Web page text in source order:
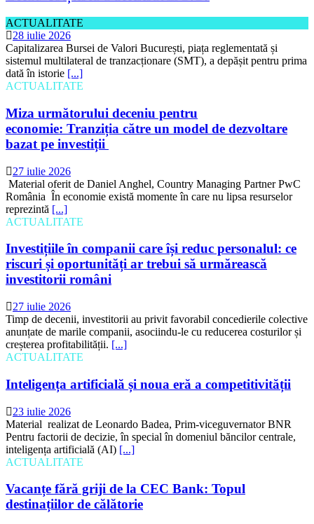
ACTUALITATE
28 iulie 2026
Capitalizarea Bursei de Valori București, piața reglementată și
sistemul multilateral de tranzacționare (SMT), a depășit pentru prima
dată în istorie [...]
ACTUALITATE
Miza următorului deceniu pentru
economie: Tranziția către un model de dezvoltare
bazat pe investiții
27 iulie 2026
Material oferit de Daniel Anghel, Country Managing Partner PwC
România În economie există momente în care nu lipsa resurselor
reprezintă [...]
ACTUALITATE
Investițiile în companii care își reduc personalul: ce
riscuri și oportunități ar trebui să urmărească
investitorii români
27 iulie 2026
Timp de decenii, investitorii au privit favorabil concedierile colective
anunțate de marile companii, asociindu-le cu reducerea costurilor și
creșterea profitabilității. [...]
ACTUALITATE
Inteligența artificială și noua eră a competitivității
23 iulie 2026
Material realizat de Leonardo Badea, Prim-viceguvernator BNR
Pentru factorii de decizie, în special în domeniul băncilor centrale,
inteligența artificială (AI) [...]
ACTUALITATE
Vacanțe fără griji de la CEC Bank: Topul
destinațiilor de călătorie